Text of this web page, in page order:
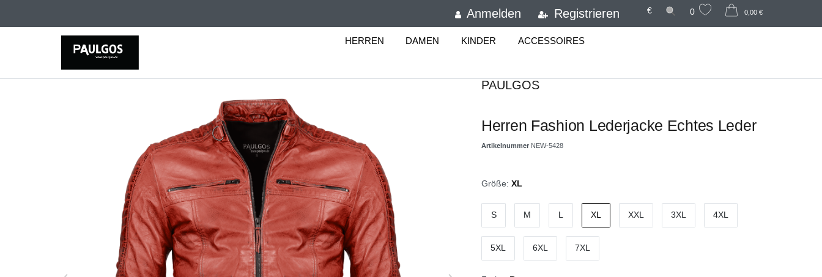
Anmelden Registrieren € 0 0,00 €
HERREN DAMEN KINDER ACCESSOIRES
PAULGOS
Herren Fashion Lederjacke Echtes Leder
Artikelnummer NEW-5428
Größe: XL
S M L XL XXL 3XL 4XL
5XL 6XL 7XL